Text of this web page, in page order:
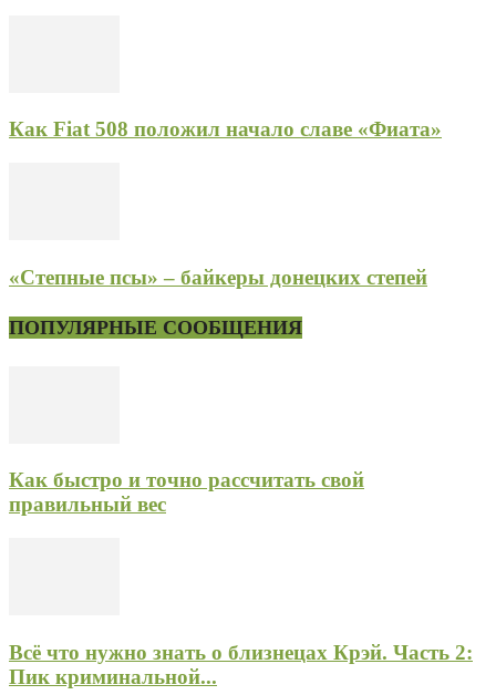
Как Fiat 508 положил начало славе «Фиата»
«Степные псы» – байкеры донецких степей
ПОПУЛЯРНЫЕ СООБЩЕНИЯ
Как быстро и точно рассчитать свой
правильный вес
Всё что нужно знать о близнецах Крэй. Часть 2:
Пик криминальной...